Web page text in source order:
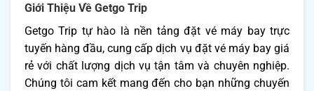
Giới Thiệu Về Getgo Trip
Getgo Trip tự hào là nền tảng đặt vé máy bay trực
tuyến hàng đầu, cung cấp dịch vụ đặt vé máy bay giá
rẻ với chất lượng dịch vụ tận tâm và chuyên nghiệp.
Chúng tôi cam kết mang đến cho bạn những chuyến